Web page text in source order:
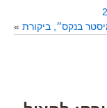
בנקס״, ביקורת »